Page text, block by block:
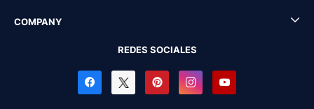
COMPANY
REDES SOCIALES